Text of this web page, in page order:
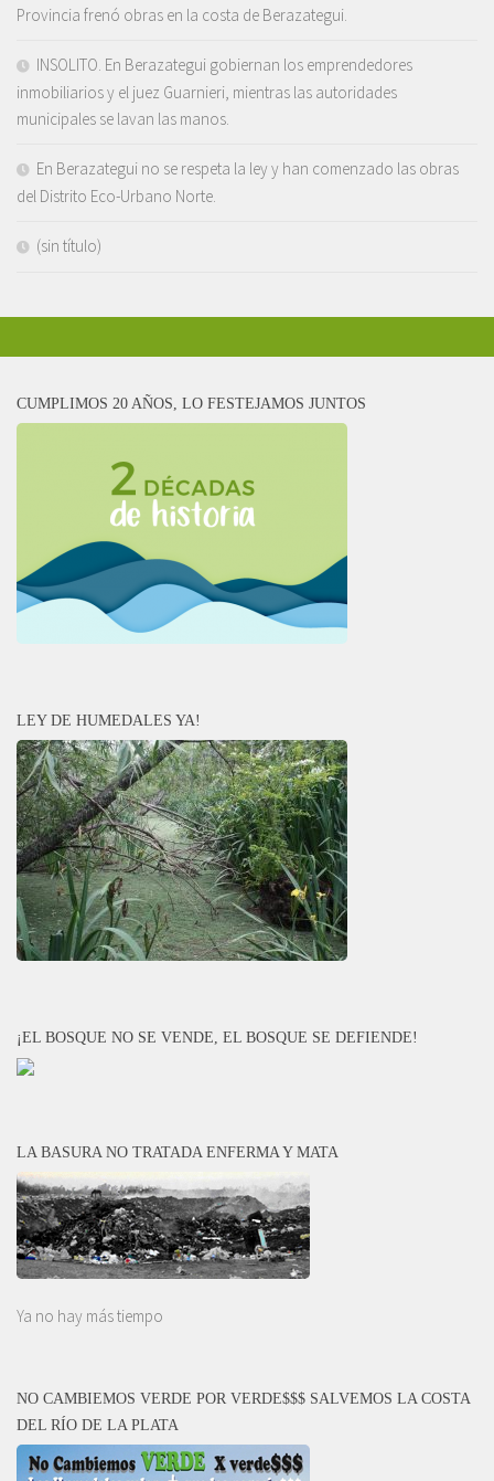
Provincia frenó obras en la costa de Berazategui.
INSOLITO. En Berazategui gobiernan los emprendedores
inmobiliarios y el juez Guarnieri, mientras las autoridades
municipales se lavan las manos.
En Berazategui no se respeta la ley y han comenzado las obras
del Distrito Eco-Urbano Norte.
(sin título)
CUMPLIMOS 20 AÑOS, LO FESTEJAMOS JUNTOS
LEY DE HUMEDALES YA!
¡EL BOSQUE NO SE VENDE, EL BOSQUE SE DEFIENDE!
LA BASURA NO TRATADA ENFERMA Y MATA
Ya no hay más tiempo
NO CAMBIEMOS VERDE POR VERDE$$$ SALVEMOS LA COSTA
DEL RÍO DE LA PLATA